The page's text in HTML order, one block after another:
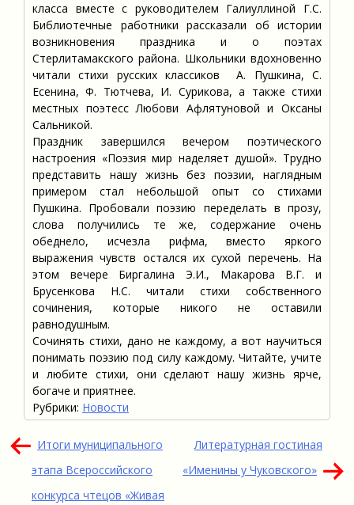
класса вместе с руководителем Галиуллиной Г.С.
Библиотечные работники рассказали об истории
возникновения праздника и о поэтах
Стерлитамакского района. Школьники вдохновенно
читали стихи русских классиков А. Пушкина, С.
Есенина, Ф. Тютчева, И. Сурикова, а также стихи
местных поэтесс Любови Афлятуновой и Оксаны
Сальникой.
Праздник завершился вечером поэтического
настроения «Поэзия мир наделяет душой». Трудно
представить нашу жизнь без поэзии, наглядным
примером стал небольшой опыт со стихами
Пушкина. Пробовали поэзию переделать в прозу,
слова получились те же, содержание очень
обеднело, исчезла рифма, вместо яркого
выражения чувств остался их сухой перечень. На
этом вечере Биргалина Э.И., Макарова В.Г. и
Брусенкова Н.С. читали стихи собственного
сочинения, которые никого не оставили
равнодушным.
Сочинять стихи, дано не каждому, а вот научиться
понимать поэзию под силу каждому. Читайте, учите
и любите стихи, они сделают нашу жизнь ярче,
богаче и приятнее.
Рубрики: Новости
Навигация
по
Итоги муниципального
этапа Всероссийского
конкурса чтецов «Живая
Литературная гостиная
«Именины у Чуковского»